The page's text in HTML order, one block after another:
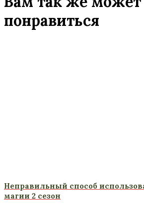
понравиться
Неправильный способ
магии 2 сезон